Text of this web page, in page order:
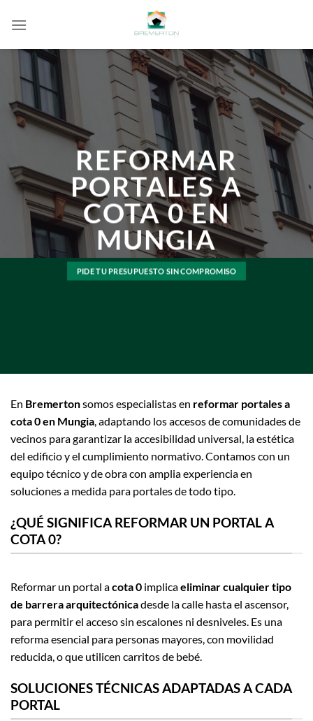
REFORMAR
PORTALES A
COTA 0 EN
MUNGIA
PIDE TU PRESUPUESTO SIN COMPROMISO
En Bremertonsomos especialistas en reformar portales a
cota 0 en Mungia, adaptando los accesos de comunidades de
vecinos para garantizar la accesibilidad universal, la estética
del edificio y el cumplimiento normativo. Contamos con un
equipo técnico y de obra con amplia experiencia en
soluciones a medida para portales de todo tipo.
¿QUÉ SIGNIFICA REFORMAR UN PORTAL A
COTA 0?
Reformar un portal acota 0 implicaeliminar cualquier tipo
de barrera arquitectónicadesde la calle hasta el ascensor,
para permitir el acceso sin escalones ni desniveles. Es una
reforma esencial para personas mayores, con movilidad
reducida, o que utilicen carritos de bebé.
SOLUCIONES TÉCNICAS ADAPTADAS A CADA
PORTAL